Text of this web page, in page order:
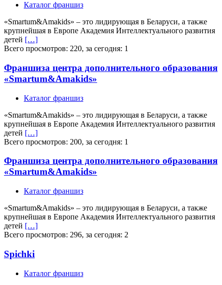
Каталог франшиз
«Smartum&Amakids» – это лидирующая в Беларуси, а также
крупнейшая в Европе Академия Интеллектуального развития
детей […]
Всего просмотров: 220, за сегодня: 1
Франшиза центра дополнительного образования
«Smartum&Amakids»
Каталог франшиз
«Smartum&Amakids» – это лидирующая в Беларуси, а также
крупнейшая в Европе Академия Интеллектуального развития
детей […]
Всего просмотров: 200, за сегодня: 1
Франшиза центра дополнительного образования
«Smartum&Amakids»
Каталог франшиз
«Smartum&Amakids» – это лидирующая в Беларуси, а также
крупнейшая в Европе Академия Интеллектуального развития
детей […]
Всего просмотров: 296, за сегодня: 2
Spichki
Каталог франшиз